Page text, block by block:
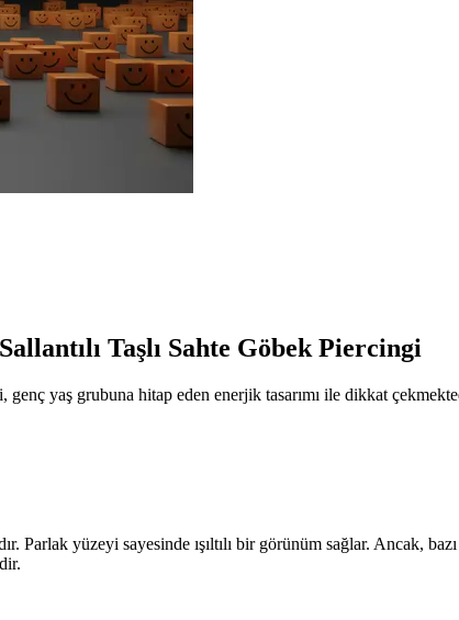
Taşlı Sahte Göbek Piercingi
yaş grubuna hitap eden enerjik tasarımı ile dikkat
yüzeyi sayesinde ışıltılı bir görünüm sağlar. Ancak,